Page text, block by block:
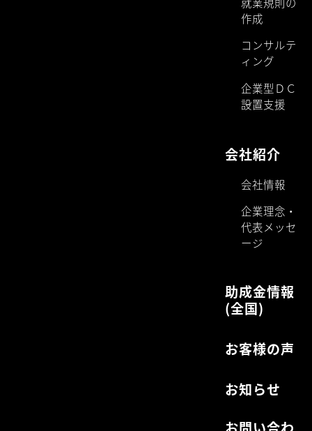
作成
コンサルテ
ィング
企業型ＤＣ
設置支援
会社紹介
会社情報
企業理念・
代表メッセ
ージ
助成金情報
(全国)
お客様の声
お知らせ